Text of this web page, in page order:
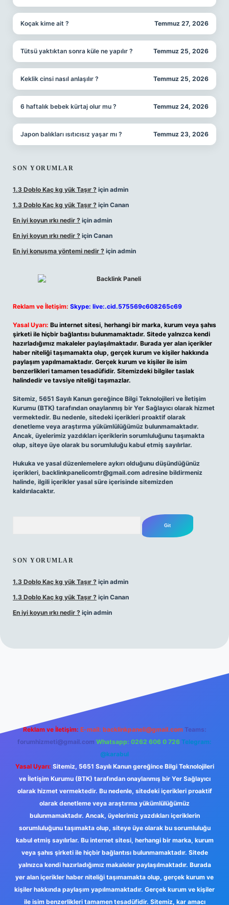
Koçak kime ait ? Temmuz 27, 2026
Tütsü yaktıktan sonra küle ne yapılır ? Temmuz 25, 2026
Keklik cinsi nasıl anlaşılır ? Temmuz 25, 2026
6 haftalık bebek kürtaj olur mu ? Temmuz 24, 2026
Japon balıkları ısıtıcısız yaşar mı ? Temmuz 23, 2026
SON YORUMLAR
1.3 Doblo Kaç kg yük Taşır ? için admin
1.3 Doblo Kaç kg yük Taşır ? için Canan
En iyi koyun ırkı nedir ? için admin
En iyi koyun ırkı nedir ? için Canan
En iyi konuşma yöntemi nedir ? için admin
Reklam ve İletişim: Skype: live:.cid.575569c608265c69
Yasal Uyarı: Bu internet sitesi, herhangi bir marka, kurum veya şahıs
şirketi ile hiçbir bağlantısı bulunmamaktadır. Sitede yalnızca kendi
hazırladığımız makaleler paylaşılmaktadır. Burada yer alan içerikler
haber niteliği taşımamakta olup, gerçek kurum ve kişiler hakkında
paylaşım yapılmamaktadır. Gerçek kurum ve kişiler ile isim
benzerlikleri tamamen tesadüfidir. Sitemizdeki bilgiler taslak
halindedir ve tavsiye niteliği taşımazlar.
Sitemiz, 5651 Sayılı Kanun gereğince Bilgi Teknolojileri ve İletişim
Kurumu (BTK) tarafından onaylanmış bir Yer Sağlayıcı olarak hizmet
vermektedir. Bu nedenle, sitedeki içerikleri proaktif olarak
denetleme veya araştırma yükümlülüğümüz bulunmamaktadır.
Ancak, üyelerimiz yazdıkları içeriklerin sorumluluğunu taşımakta
olup, siteye üye olarak bu sorumluluğu kabul etmiş sayılırlar.
Hukuka ve yasal düzenlemelere aykırı olduğunu düşündüğünüz
içerikleri, backlinkpanelicomtr@gmail.com adresine bildirmeniz
halinde, ilgili içerikler yasal süre içerisinde sitemizden
kaldırılacaktır.
SON YORUMLAR
1.3 Doblo Kaç kg yük Taşır ? için admin
1.3 Doblo Kaç kg yük Taşır ? için Canan
En iyi koyun ırkı nedir ? için admin
Reklam ve İletişim: E-mail: backlinkpaneli@gmail.com Teams:
forumhizmeti@gmail.com Whatsapp: 0262 606 0 726 Telegram:
@karabul
Yasal Uyarı: Sitemiz, 5651 Sayılı Kanun gereğince Bilgi Teknolojileri
ve İletişim Kurumu (BTK) tarafından onaylanmış bir Yer Sağlayıcı
olarak hizmet vermektedir. Bu nedenle, sitedeki içerikleri proaktif
olarak denetleme veya araştırma yükümlülüğümüz
bulunmamaktadır. Ancak, üyelerimiz yazdıkları içeriklerin
sorumluluğunu taşımakta olup, siteye üye olarak bu sorumluluğu
kabul etmiş sayılırlar. Bu internet sitesi, herhangi bir marka, kurum
veya şahıs şirketi ile hiçbir bağlantısı bulunmamaktadır. Sitede
yalnızca kendi hazırladığımız makaleler paylaşılmaktadır. Burada
yer alan içerikler haber niteliği taşımamakta olup, gerçek kurum ve
kişiler hakkında paylaşım yapılmamaktadır. Gerçek kurum ve kişiler
ile isim benzerlikleri tamamen tesadüfidir. Sitemiz, kar amacı